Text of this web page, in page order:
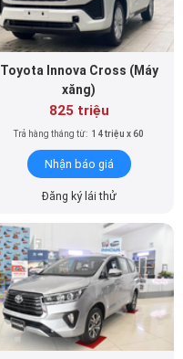
Toyota Innova Cross (Máy
xăng)
825 triệu
Trả hàng tháng từ: 14 triệu x 60
Nhận báo giá
Đăng ký lái thử